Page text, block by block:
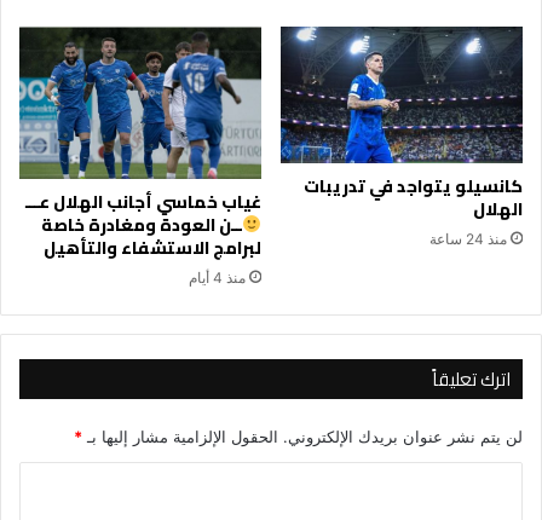
كانسيلو يتواجد في تدريبات
الهلال
منذ 24 ساعة
غياب خماسي أجانب الهلال عـــ
ــن العودة ومغادرة خاصة
لبرامج الاستشفاء والتأهيل
منذ 4 أيام
اترك تعليقاً
لن يتم نشر عنوان بريدك الإلكتروني. الحقول الإلزامية مشار إليها بـ *